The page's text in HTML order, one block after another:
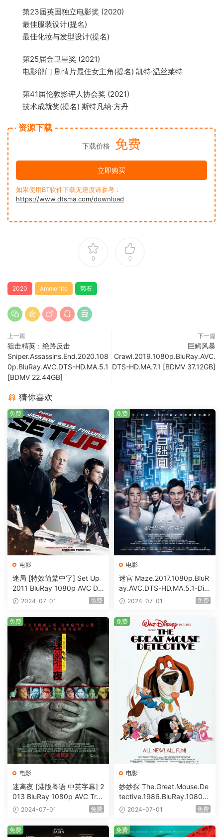
第23届英国独立电影奖 (2020)
最佳服装设计(提名)
最佳化妆与发型设计(提名)
第25届金卫星奖 (2021)
电影部门 剧情片最佳女主角(提名) 凯特·温丝莱特
第41届伦敦影评人协会奖 (2021)
技术成就奖(提名) 斯特凡纳·方丹
资源下载
下载价格 免费
立即购买
如果使用BT软件下载无速度请参考：
https://www.dtsma.com/download
0 0
2020 Ammonite 菊石
上一篇
狙击精英：绝路反击
Sniper.Assassins.End.2020.108
0p.BluRay.AVC.DTS-HD.MA.5.1
[BDMV 22.44GB]
下一篇
巨鳄风暴
Crawl.2019.1080p.BluRay.AVC.
DTS-HD.MA.7.1 [BDMV 37.12GB]
猜你喜欢
电影
迷局 [特效简繁中字] Set Up
2011 BluRay 1080p AVC DT
S-HD MA5.1-shhaclm@CHD
2024-07-01 免费
免费
电影
迷宫 Maze.2017.1080p.BluR
ay.AVC.DTS-HD.MA.5.1-DiY
@HDHome [BDISO 19.7GB]
2024-07-01 免费
免费
电影
迷离夜 [港版粤语 中英字幕] 2
013 BluRay 1080p AVC Tru
eHD5.1 [BDISO 22.64GB]
2024-07-01 免费
免费
电影
妙妙探 The.Great.Mouse.De
tective.1986.BluRay.1080p.
AVC.DTS-HD.MA.5.1-HDHo
2024-07-01 免费
免费
免费 免费